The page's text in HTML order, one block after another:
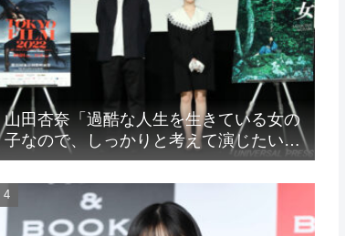
山田杏奈「過酷な人生を生きている女の
子なので、しっかりと考えて演じたいな
と」映画『山女』東京国際映画祭Q&A